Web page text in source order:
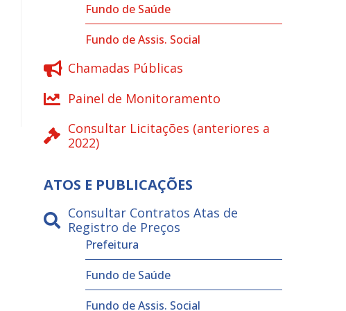
Fundo de Saúde
Fundo de Assis. Social
Chamadas Públicas
Painel de Monitoramento
Consultar Licitações (anteriores a
2022)
ATOS E PUBLICAÇÕES
Consultar Contratos Atas de
Registro de Preços
Prefeitura
Fundo de Saúde
Fundo de Assis. Social